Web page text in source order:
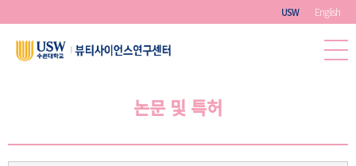
USW English
논문 및 특허